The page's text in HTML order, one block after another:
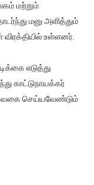
மற்றும்
மனு அளித்தும்
உள்ளனர்.
எடுத்து
காட்டுநாயக்கர்
வகை செய்யவேண்டும்